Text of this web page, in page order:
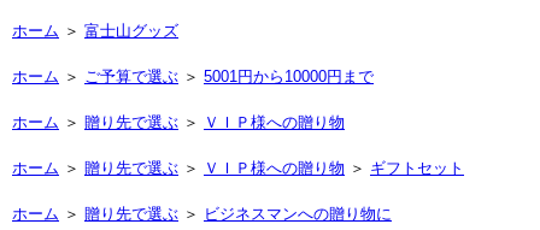
ホーム ＞ 富士山グッズ
ホーム ＞ ご予算で選ぶ ＞ 5001円から10000円まで
ホーム ＞ 贈り先で選ぶ ＞ ＶＩＰ様への贈り物
ホーム ＞ 贈り先で選ぶ ＞ ＶＩＰ様への贈り物 ＞ ギフトセット
ホーム ＞ 贈り先で選ぶ ＞ ビジネスマンへの贈り物に